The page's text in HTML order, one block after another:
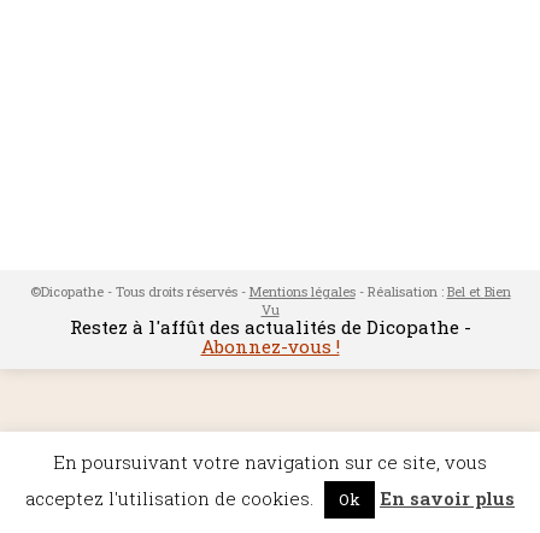
©Dicopathe - Tous droits réservés - Mentions légales- Réalisation : Bel et Bien
Vu
Restez à l'affût des actualités de Dicopathe -
Abonnez-vous !
En poursuivant votre navigation sur ce site, vous
acceptez l'utilisation de cookies.
Ok En savoir plus